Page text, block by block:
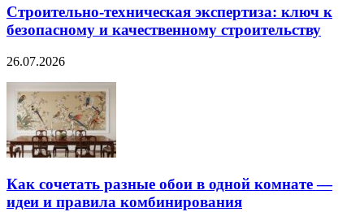
Строительно‑техническая экспертиза: ключ к
безопасному и качественному строительству
26.07.2026
Как сочетать разные обои в одной комнате —
идеи и правила комбинирования